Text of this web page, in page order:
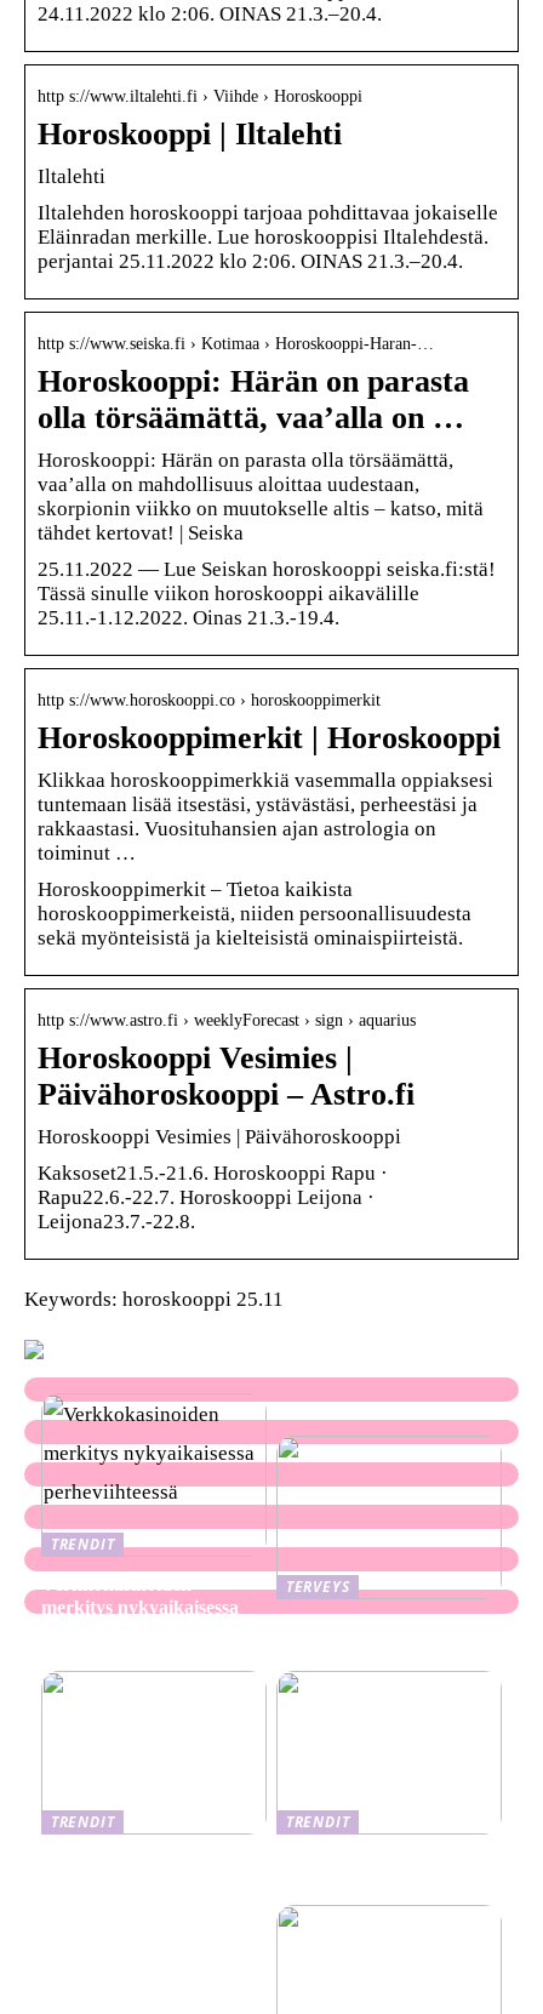
24.11.2022 klo 2:06. OINAS 21.3.–20.4.
http s://www.iltalehti.fi › Viihde › Horoskooppi
Horoskooppi | Iltalehti
Iltalehti
Iltalehden horoskooppi tarjoaa pohdittavaa jokaiselle
Eläinradan merkille. Lue horoskooppisi Iltalehdestä.
perjantai 25.11.2022 klo 2:06. OINAS 21.3.–20.4.
http s://www.seiska.fi › Kotimaa › Horoskooppi-Haran-…
Horoskooppi: Härän on parasta
olla törsäämättä, vaa’alla on …
Horoskooppi: Härän on parasta olla törsäämättä,
vaa’alla on mahdollisuus aloittaa uudestaan,
skorpionin viikko on muutokselle altis – katso, mitä
tähdet kertovat! | Seiska
25.11.2022 — Lue Seiskan horoskooppi seiska.fi:stä!
Tässä sinulle viikon horoskooppi aikavälille
25.11.-1.12.2022. Oinas 21.3.-19.4.
http s://www.horoskooppi.co › horoskooppimerkit
Horoskooppimerkit | Horoskooppi
Klikkaa horoskooppimerkkiä vasemmalla oppiaksesi
tuntemaan lisää itsestäsi, ystävästäsi, perheestäsi ja
rakkaastasi. Vuosituhansien ajan astrologia on
toiminut …
Horoskooppimerkit – Tietoa kaikista
horoskooppimerkeistä, niiden persoonallisuudesta
sekä myönteisistä ja kielteisistä ominaispiirteistä.
http s://www.astro.fi › weeklyForecast › sign › aquarius
Horoskooppi Vesimies |
Päivähoroskooppi – Astro.fi
Horoskooppi Vesimies | Päivähoroskooppi
Kaksoset21.5.-21.6. Horoskooppi Rapu ·
Rapu22.6.-22.7. Horoskooppi Leijona ·
Leijona23.7.-22.8.
Keywords: horoskooppi 25.11
TRENDIT
merkitys nykyaikaisessa
TERVEYS
TRENDIT
TRENDIT